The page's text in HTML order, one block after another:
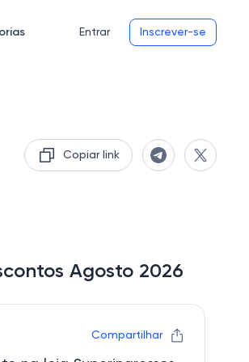
Entrar Inscrever-se
Copiar link
Agosto 2026
Compartilhar